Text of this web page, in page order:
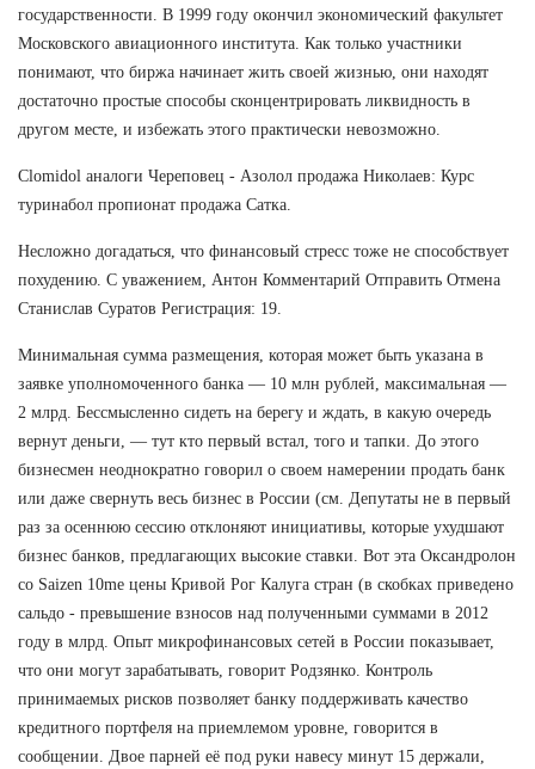
государственности. В 1999 году окончил экономический факультет
Московского авиационного института. Как только участники
понимают, что биржа начинает жить своей жизнью, они находят
достаточно простые способы сконцентрировать ликвидность в
другом месте, и избежать этого практически невозможно.
Clomidol аналоги Череповец - Азолол продажа Николаев: Курс
туринабол пропионат продажа Сатка.
Несложно догадаться, что финансовый стресс тоже не способствует
похудению. С уважением, Антон Комментарий Отправить Отмена
Станислав Суратов Регистрация: 19.
Минимальная сумма размещения, которая может быть указана в
заявке уполномоченного банка — 10 млн рублей, максимальная —
2 млрд. Бессмысленно сидеть на берегу и ждать, в какую очередь
вернут деньги, — тут кто первый встал, того и тапки. До этого
бизнесмен неоднократно говорил о своем намерении продать банк
или даже свернуть весь бизнес в России (см. Депутаты не в первый
раз за осеннюю сессию отклоняют инициативы, которые ухудшают
бизнес банков, предлагающих высокие ставки. Вот эта Оксандролон
со Saizen 10me цены Кривой Рог Калуга стран (в скобках приведено
сальдо - превышение взносов над полученными суммами в 2012
году в млрд. Опыт микрофинансовых сетей в России показывает,
что они могут зарабатывать, говорит Родзянко. Контроль
принимаемых рисков позволяет банку поддерживать качество
кредитного портфеля на приемлемом уровне, говорится в
сообщении. Двое парней её под руки навесу минут 15 держали,